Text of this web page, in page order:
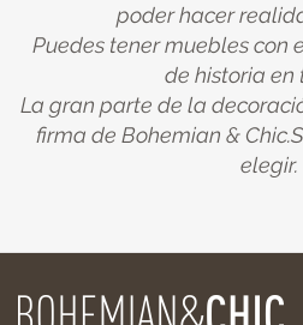
poder hacer
Puedes tener muebles con
de historia en
La gran parte de la
firma de Bohemian &
elegir.